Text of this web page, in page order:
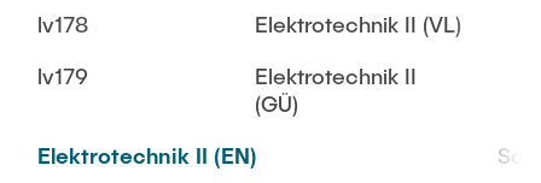
lv178
Elektrotechnik II (VL)
lv179
Elektrotechnik II
(GÜ)
Elektrotechnik II (EN)